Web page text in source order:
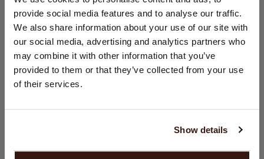
provide social media features and to analyse our traffic.
We also share information about your use of our site with
our social media, advertising and analytics partners who
may combine it with other information that you’ve
provided to them or that they’ve collected from your use
of their services.
Show details
VERSAND & RÜCKGABE
Sie besuchen Repeat cashmere von Niederlande (€) aus.
Möchten Sie Ihre Standort aktualisieren?
Vereinigte Staaten ($)
WEITER